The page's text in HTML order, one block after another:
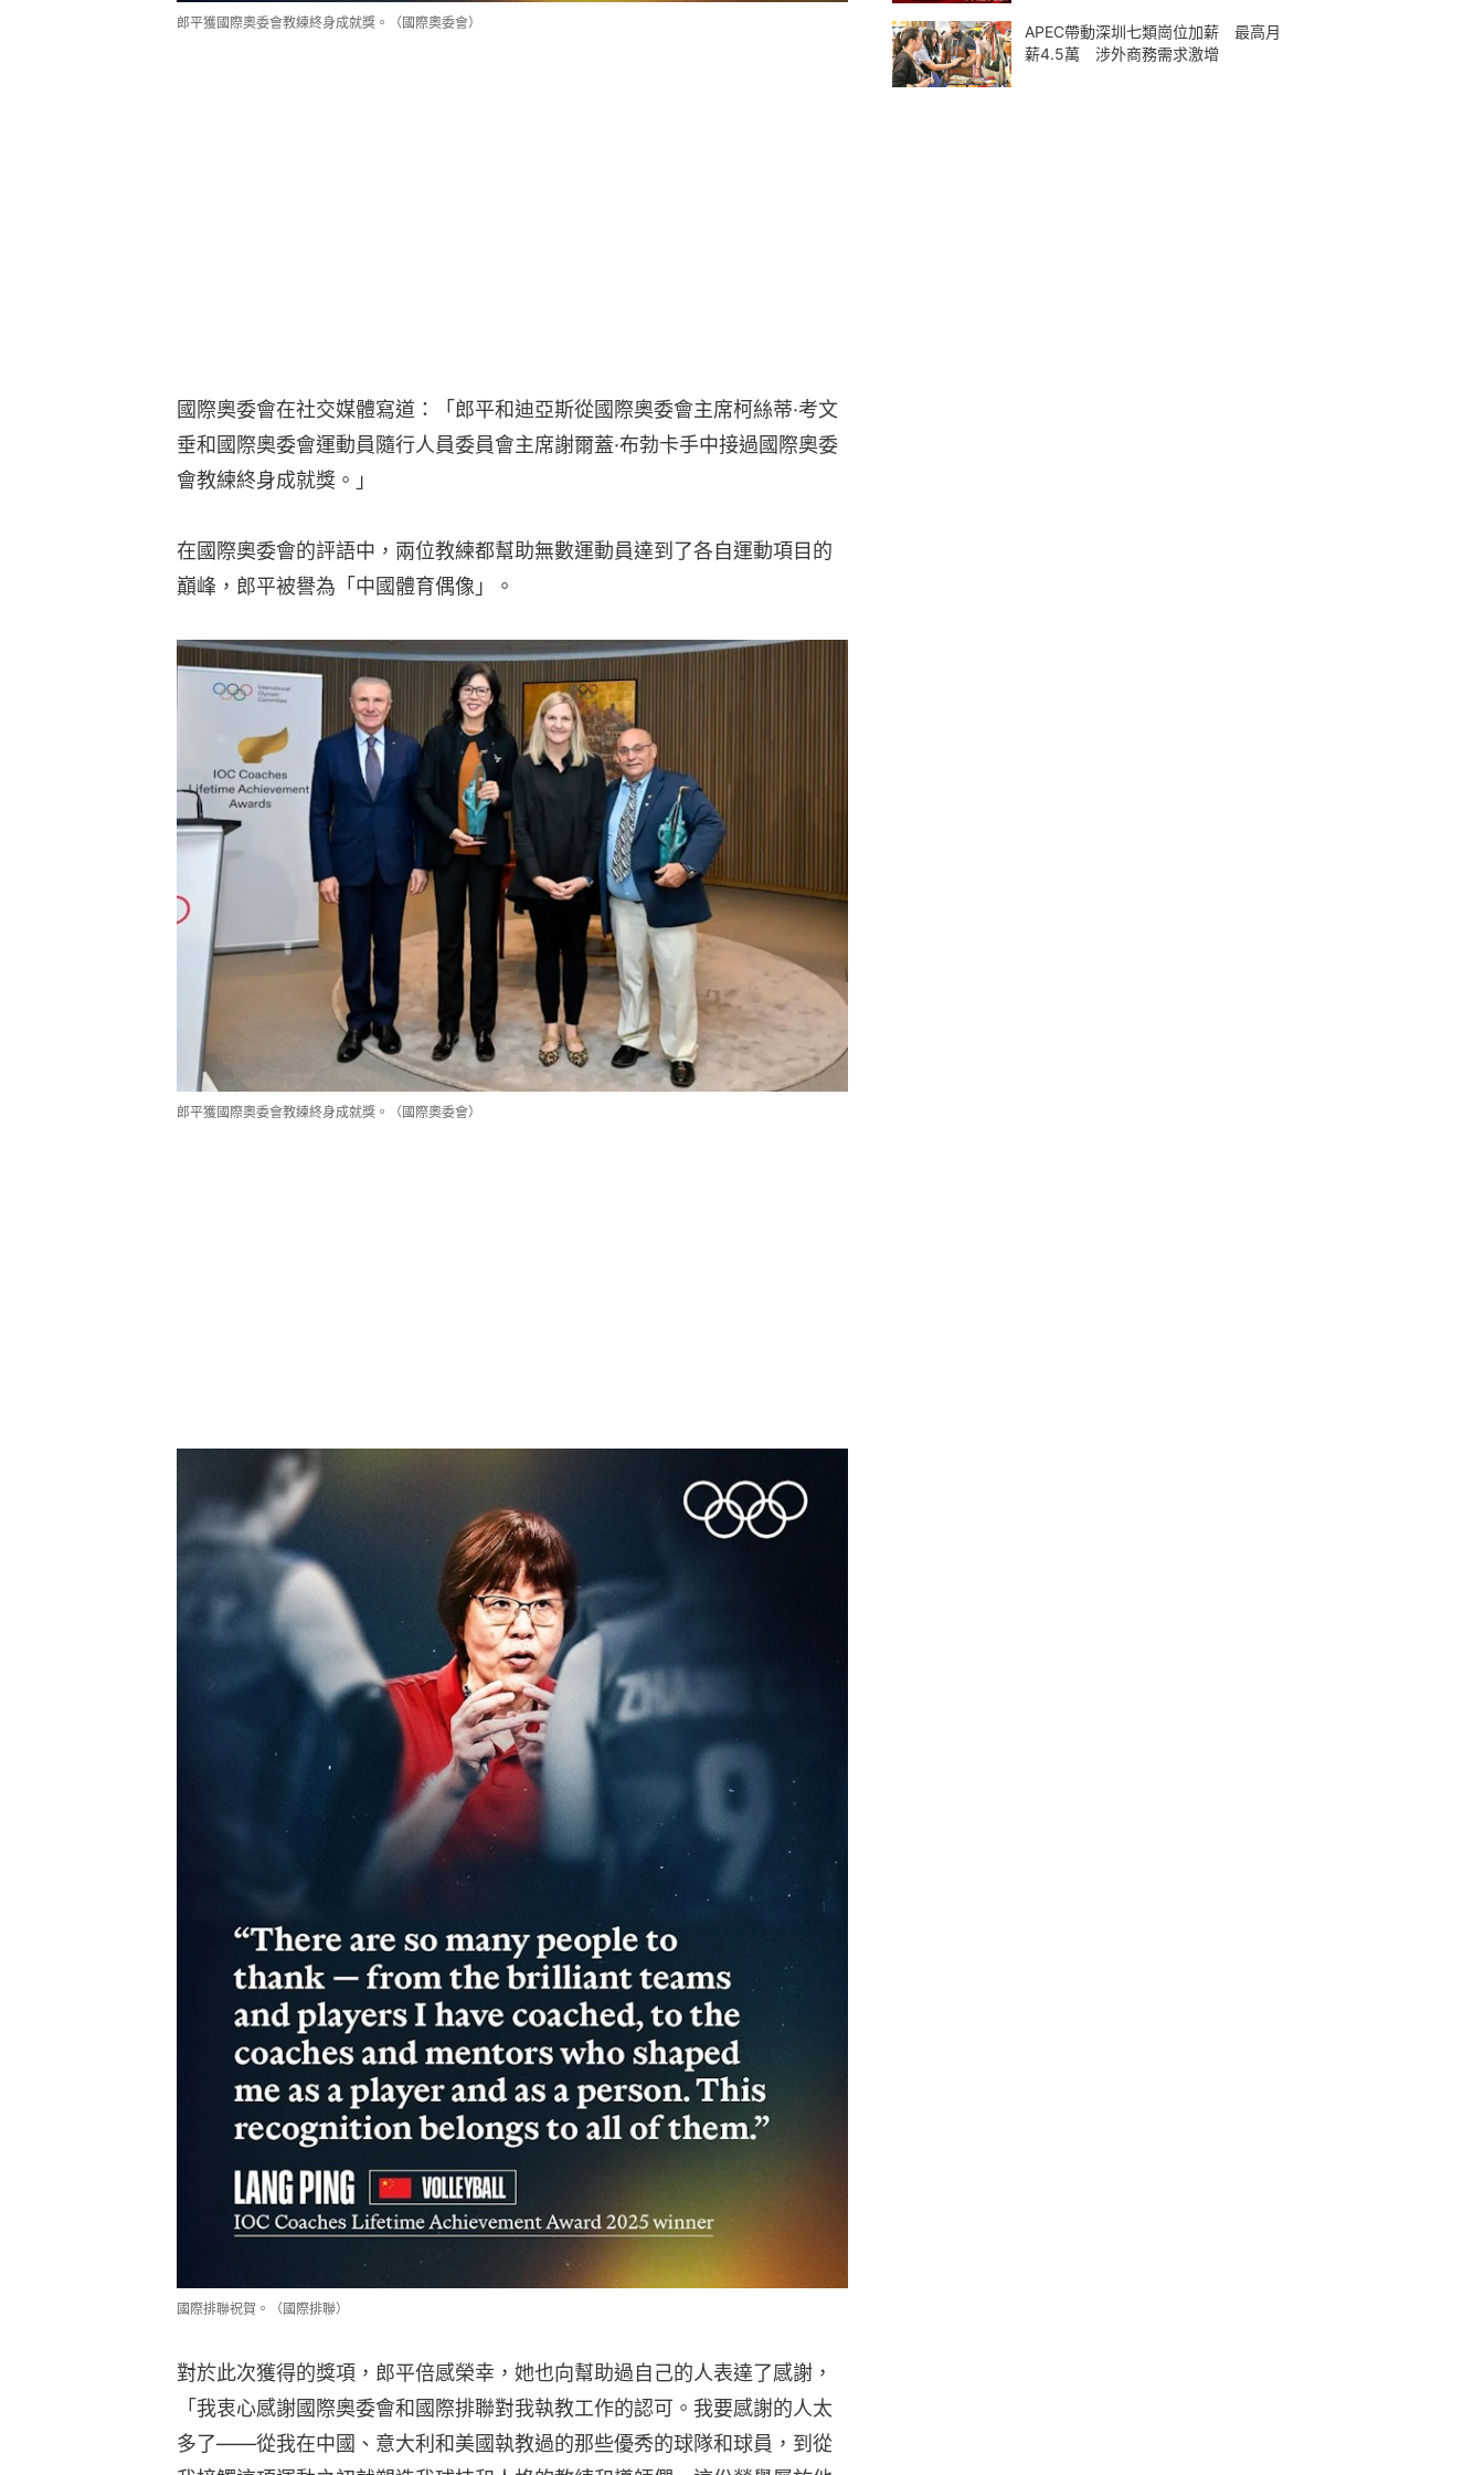
郎平獲國際奧委會教練終身成就獎。（國際奧委會）
國際奧委會在社交媒體寫道：「郎平和迪亞斯從國際奧委會主席柯絲蒂·考文
垂和國際奧委會運動員隨行人員委員會主席謝爾蓋·布勃卡手中接過國際奧委
會教練終身成就獎。」
在國際奧委會的評語中，兩位教練都幫助無數運動員達到了各自運動項目的
巔峰，郎平被譽為「中國體育偶像」。
郎平獲國際奧委會教練終身成就獎。（國際奧委會）
國際排聯祝賀。（國際排聯）
對於此次獲得的獎項，郎平倍感榮幸，她也向幫助過自己的人表達了感謝，
「我衷心感謝國際奧委會和國際排聯對我執教工作的認可。我要感謝的人太
多了——從我在中國、意大利和美國執教過的那些優秀的球隊和球員，到從
APEC帶動深圳七類崗位加薪 最高月
薪4.5萬 涉外商務需求激增